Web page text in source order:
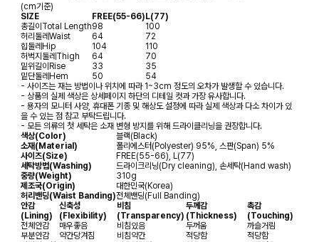
(cm기준)
SIZE
FREE(55-66)L(77)
총길이Total Length98
100
허리둘레Waist 64
72
힙둘레Hip 104
110
허벅지둘레Thigh 64
70
밑위길이Rise 33
35
밑단둘레Hem 50
54
- 사이즈는 재는 방법이나 위치에 따라 1~3cm 정도의 오차가 발생할 수 있습니다.
- 상품의 실제 색상은 상세페이지 하단의 디테일 컷과 가장 유사합니다.
- 용자의 모니터 사양, 휴대폰 기종 및 해상도 설정에 따라 실제 색상과 다소 차이가 있
을 수 있는 점 참고 부탁드립니다.
- 모든 의류의 첫 세탁은 소재 변형 방지를 위해 드라이클리닝을 권장합니다.
색상(Color)
블랙(Black)
소재(Material)
폴리에스터(Polyester) 95%, 스판(Span) 5%
사이즈(Size)
FREE(55-66), L(77)
세탁방법(Washing)
드라이크리닝(Dry cleaning), 손세탁(Hand wash)
중량(Weight)
310g
제조국(Origin)
대한민국(Korea)
허리밴딩(Waist Banding)전체밴딩(Full Banding)
안감
(Lining)
신축성
(Flexibility)
비침
(Transparency)
두께감
(Thickness)
촉감
(Touching)
전체안감
매우좋음 비침있음 두꺼움
까슬거림
부분안감
약간당겨짐 비침약간 적당함
적당함